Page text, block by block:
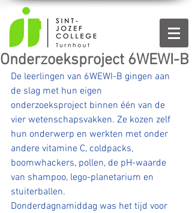
Onderzoeksproject 6WEWI-B
De leerlingen van 6WEWI-B gingen aan
de slag met hun eigen
onderzoeksproject binnen één van de
vier wetenschapsvakken. Ze kozen zelf
hun onderwerp en werkten met onder
andere vitamine C, coldpacks,
boomwhackers, pollen, de pH-waarde
van shampoo, lego-planetarium en
stuiterballen.
Donderdagnamiddag was het tijd voor